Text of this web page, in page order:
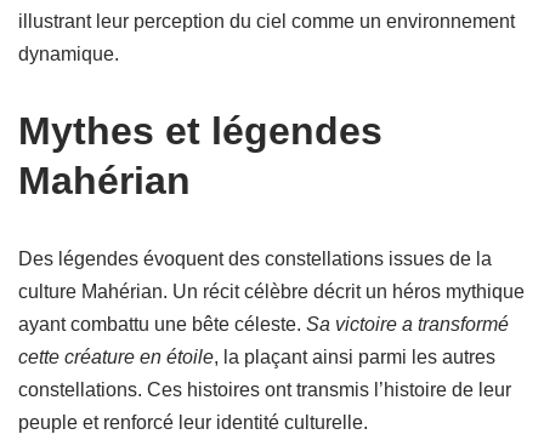
illustrant leur perception du ciel comme un environnement
dynamique.
Mythes et légendes
Mahérian
Des légendes évoquent des constellations issues de la
culture Mahérian. Un récit célèbre décrit un héros mythique
ayant combattu une bête céleste. Sa victoire a transformé
cette créature en étoile, la plaçant ainsi parmi les autres
constellations. Ces histoires ont transmis l’histoire de leur
peuple et renforcé leur identité culturelle.